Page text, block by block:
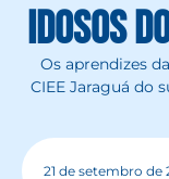
idosos
Os aprendizes
CIEE Jaraguá do
21 de setembro de